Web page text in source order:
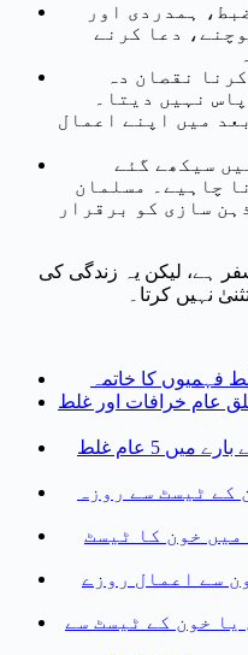
ہمدردی اور
دعا کرنے
نقصان دہ
نہیں دیتا۔
میں اپنے اعمال
سیکھے گئے
چاہیے۔ مسلمان
سازی کو برقرار
ہے، لیکن یہ زندگی کی
نہیں کرتا۔
فہمیوں کا خاتمہ
عام خرافات اور غلط
مسلمان لڑکی: رمضان اور خواتین کے بارے میں 5 عام غلط
کے ٹیسٹ سے روزہ
میں خون کا ٹیسٹ
سے اعمال روزے
خون کے ٹیسٹ سے